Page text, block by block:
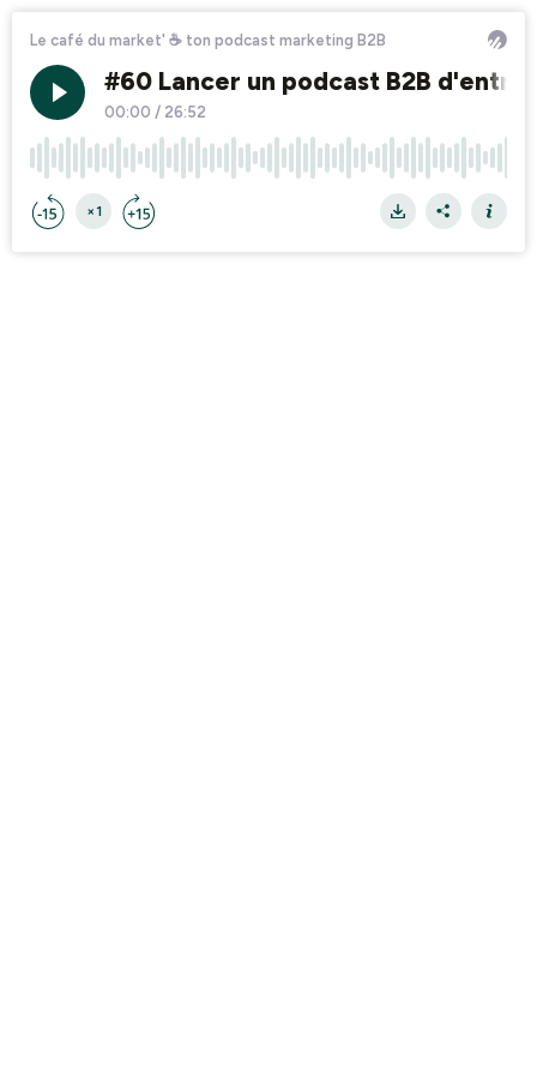
Le café du market' ☕ ton podcast marketing B2B
#60 Lancer un podcast B2B
00:00 / 26:52
×1